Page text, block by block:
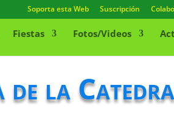
Soporta esta Web Suscripción
Fiestas Fotos/Videos
la